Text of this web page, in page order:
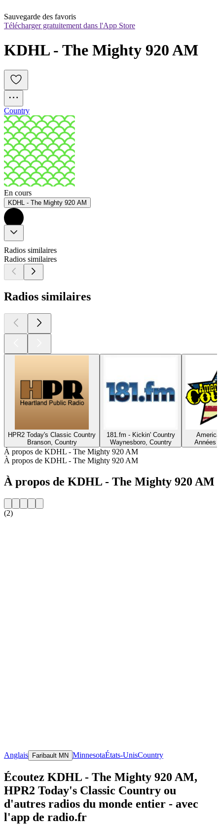
Sauvegarde des favoris
Télécharger gratuitement dans l'App Store
KDHL - The Mighty 920 AM
Country
En cours
KDHL - The Mighty 920 AM
Radios similaires
Radios similaires
Radios similaires
HPR2 Today's Classic Country
Branson, Country
181.fm - Kickin' Country
Waynesboro, Country
Années
À propos de KDHL - The Mighty 920 AM
À propos de KDHL - The Mighty 920 AM
À propos de KDHL - The Mighty 920 AM
(2)
Anglais Faribault MN MinnesotaÉtats-UnisCountry
Écoutez KDHL - The Mighty 920 AM,
HPR2 Today's Classic Country ou
d'autres radios du monde entier - avec
l'app de radio.fr